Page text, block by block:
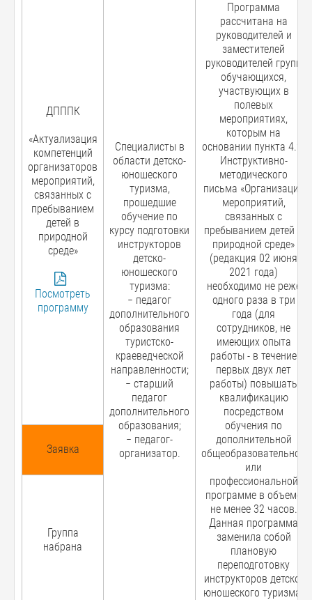
ДПППК
«Актуализация
компетенций
организаторов
мероприятий,
связанных с
пребыванием
детей в
природной
среде»
Посмотреть
программу
Специалисты в
области детско-
юношеского
туризма,
прошедшие
обучение по
курсу подготовки
инструкторов
детско-
юношеского
туризма:
− педагог
дополнительного
образования
туристско-
краеведческой
направленности;
− старший
педагог
дополнительного
образования;
− педагог-
организатор.
Программа
рассчитана на
руководителей и
заместителей
руководителей групп
обучающихся,
участвующих в
полевых
мероприятиях,
которым на
основании пункта 4.2.
Инструктивно-
методического
письма «Организация
мероприятий,
связанных с
пребыванием детей в
природной среде»
(редакция 02 июня
2021 года)
необходимо не реже
одного раза в три
года (для
сотрудников, не
имеющих опыта
работы - в течение
первых двух лет
работы) повышать
квалификацию
посредством
обучения по
дополнительной
общеобразовательной
или
профессиональной
программе в объеме
не менее 32 часов.
Данная программа
заменила собой
плановую
переподготовку
инструкторов детско-
юношеского туризма.
Заявка
Группа
набрана